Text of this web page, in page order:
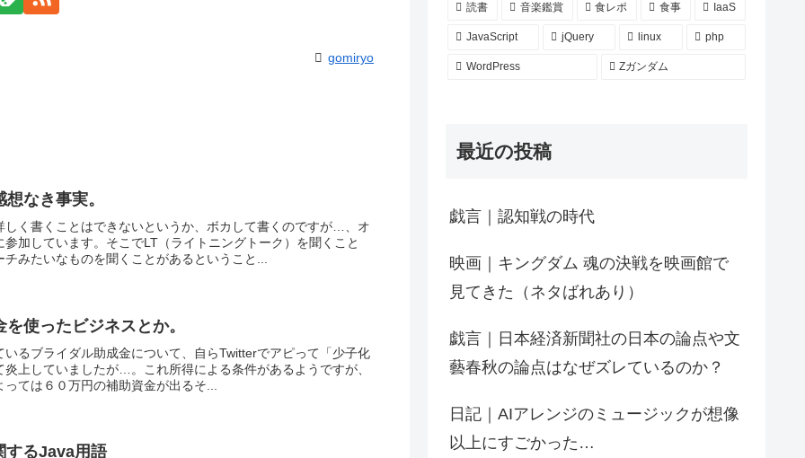
gomiryo
なき事実。
しく書くことはできないというか、ボカして書くのですが…、オ
加しています。そこでLT（ライトニングトーク）を聞くこと
みたいなものを聞くことがあるということ...
使ったビジネスとか。
いるブライダル助成金について、自らTwitterでアピって「少子化
上していましたが…。これ所得による条件があるようですが、
ては６０万円の補助資金が出るそ...
するJava用語
読書 音楽鑑賞 食レポ 食事 IaaS
JavaScript jQuery linux php
WordPress Zガンダム
最近の投稿
戯言｜認知戦の時代
映画｜キングダム 魂の決戦を映画館で
見てきた（ネタばれあり）
戯言｜日本経済新聞社の日本の論点や文
藝春秋の論点はなぜズレているのか？
日記｜AIアレンジのミュージックが想像
以上にすごかった…